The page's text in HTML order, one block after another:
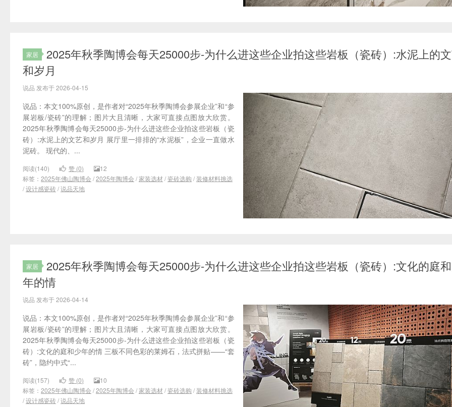
家居
2025年秋季陶博会每天25000步-为什么进这些企业拍这些岩板（瓷砖）:水泥上的
和岁月
说品 发布于 2026-04-15
说品：本文100%原创，是作者对“2025年秋季陶博会参展企业”和“参
展岩板/瓷砖”的理解；图片大且清晰，大家可直接点图放大欣赏。
2025年秋季陶博会每天25000步-为什么进这些企业拍这些岩板（瓷
砖）:水泥上的文艺和岁月 展厅里一排排的“水泥板”，企业一直做水
泥砖。 现代的、...
阅读(140) 赞 (0)
12
标签： 2025年佛山陶博会 /2025年陶博会 /家装选材 /瓷砖选购 /装修材料挑选
/设计感瓷砖/说品天地
家居
2025年秋季陶博会每天25000步-为什么进这些企业拍这些岩板（瓷砖）:文化的庭
年的情
说品 发布于 2026-04-14
说品：本文100%原创，是作者对“2025年秋季陶博会参展企业”和“参
展岩板/瓷砖”的理解；图片大且清晰，大家可直接点图放大欣赏。
2025年秋季陶博会每天25000步-为什么进这些企业拍这些岩板（瓷
砖）:文化的庭和少年的情 三板不同色彩的莱姆石，法式拼贴——“套
砖”，隐约中式“...
阅读(157) 赞 (0)
10
标签： 2025年佛山陶博会 /2025年陶博会 /家装选材 /瓷砖选购 /装修材料挑选
/设计感瓷砖/说品天地